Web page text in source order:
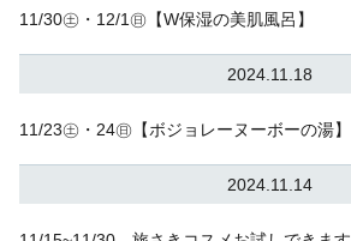
11/30㊏・12/1㊐【W保湿の美肌風呂】
2024.11.18
11/23㊏・24㊐【ボジョレーヌーボーの湯】
2024.11.14